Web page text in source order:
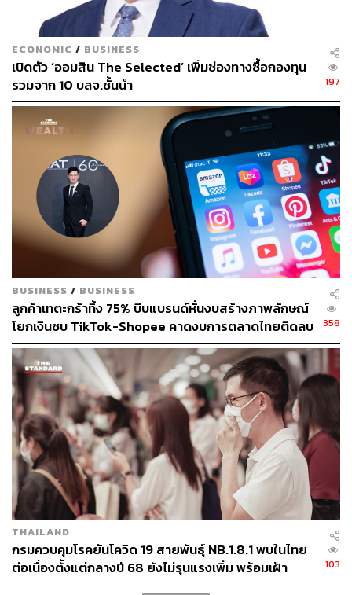
การสวมหน้ากากอนามัย หมั่นล้างมือ เว้นระยะห่าง พยายาม
ไม่ไปอยู่ในที่แออัด หรือไม่จำเป็นก็ไม่ควรออกจากบ้านใน
ช่วงนี้
สุดท้าย พรรคไทยสร้างไทยขอแสดงความชื่นชม และขอ
ขอบคุณบุคลากรทางการแพทย์และสาธารณสุขทุกท่าน ที่ได้
เสียสละทำงานอย่างหนัก เพื่อความปลอดภัยของพี่น้องคน
ไทยทุกคน
พิสูจน์อักษร: ลักษณ์นารา พักตร์เพียงจันทร์
อ้างอิง:
https://www.facebook.com/241115389300595/posts/
3895761290502635/
TAGS: COVID-19 วัคซีนไวรัสโคโรนา
วัคซีนโควิด-19
พรรคไทยสร้างไทย
เชื้อไวรัสโคโรนา
27
ABOUT THE AUTHOR
กองบรรณาธิการ THE STANDARD
ECONOMIC / BUSINESS
เปิดตัว ‘ออมสิน The Selected’ เพิ่มช่องทางซื้อกองทุน
รวมจาก 10 บลจ.ชั้นนำ
197
BUSINESS / BUSINESS
ลูกค้าเทตะกร้าทิ้ง 75% บีบแบรนด์หั่นงบสร้างภาพลักษณ์
โยกเงินซบ TikTok-Shopee คาดงบการตลาดไทยติดลบ
ครั้งแรกในรอบ 14 ปี
358
THAILAND
กรมควบคุมโรคยันโควิด 19 สายพันธุ์ NB.1.8.1 พบในไทย
ต่อเนื่องตั้งแต่กลางปี 68 ยังไม่รุนแรงเพิ่ม พร้อมเฝ้า
103